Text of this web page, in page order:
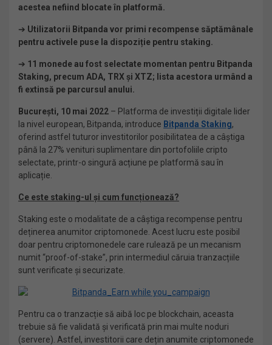
acestea nefiind blocate în platformă.
➔ Utilizatorii Bitpanda vor primi recompense săptămânale
pentru activele puse la dispoziție pentru staking.
➔ 11 monede au fost selectate momentan pentru Bitpanda
Staking, precum ADA, TRX și XTZ; lista acestora urmând a
fi extinsă pe parcursul anului.
București, 10 mai 2022 – Platforma de investiții digitale lider
la nivel european, Bitpanda, introduce Bitpanda Staking,
oferind astfel tuturor investitorilor posibilitatea de a câștiga
până la 27% venituri suplimentare din portofoliile cripto
selectate, printr-o singură acțiune pe platformă sau în
aplicație.
Ce este staking-ul și cum funcționează?
Staking este o modalitate de a câștiga recompense pentru
deținerea anumitor criptomonede. Acest lucru este posibil
doar pentru criptomonedele care rulează pe un mecanism
numit “proof-of-stake”, prin intermediul căruia tranzacțiile
sunt verificate și securizate.
Pentru ca o tranzacție să aibă loc pe blockchain, aceasta
trebuie să fie validată și verificată prin mai multe noduri
(servere). Astfel, investitorii care dețin anumite criptomonede